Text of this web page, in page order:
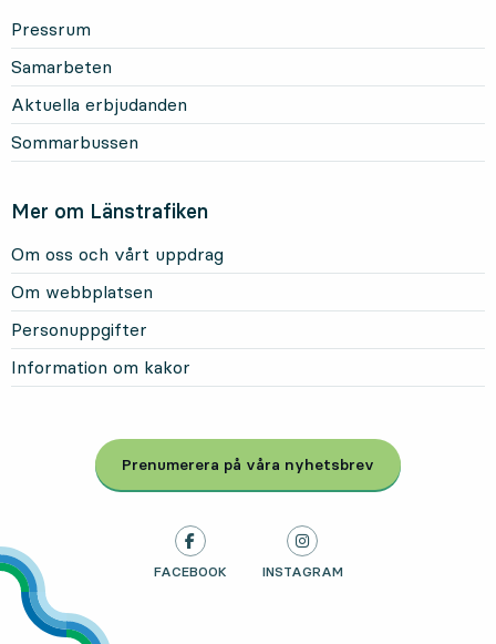
Pressrum
Samarbeten
Aktuella erbjudanden
Sommarbussen
Mer om Länstrafiken
Om oss och vårt uppdrag
Om webbplatsen
Personuppgifter
Information om kakor
Prenumerera på våra nyhetsbrev
, Öppnas i modal
LÄNSTRAFIKEN PÅ
FACEBOOK , ÖPPNAS I NY FLIK
LÄNSTRAFIKEN PÅ
INSTAGRAM